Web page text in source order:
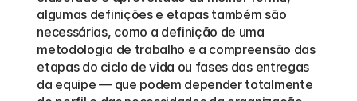
algumas definições e etapas também são
necessárias, como a definição de uma
metodologia de trabalho e a compreensão das
etapas do ciclo de vida ou fases das entregas
da equipe — que podem depender totalmente